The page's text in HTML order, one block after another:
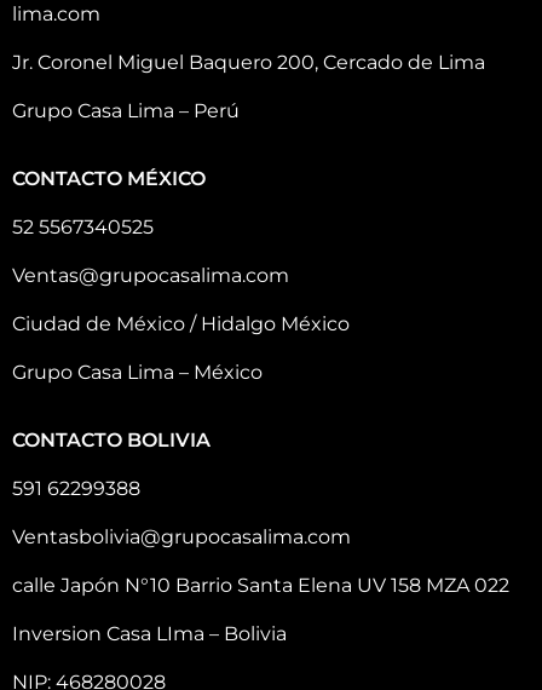
lima.com
Jr. Coronel Miguel Baquero 200, Cercado de Lima
Grupo Casa Lima – Perú
CONTACTO MÉXICO
52 5567340525
Ventas@grupocasalima.com
Ciudad de México / Hidalgo México
Grupo Casa Lima – México
CONTACTO BOLIVIA
591 62299388
Ventasbolivia@grupocasalima.com
calle Japón N°10 Barrio Santa Elena UV 158 MZA 022
Inversion Casa LIma – Bolivia
NIP: 468280028